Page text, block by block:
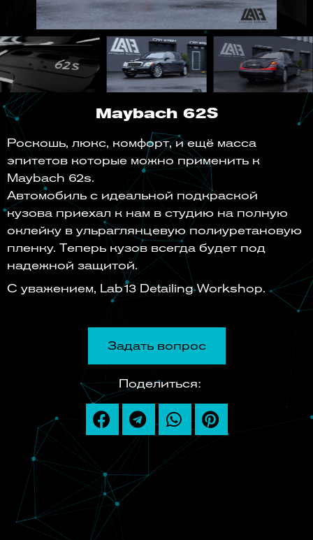
Maybach 62S
Роскошь, люкс, комфорт, и ещё масса
эпитетов которые можно применить к
Maybach 62s.
Автомобиль с идеальной подкраской
кузова приехал к нам в студию на полную
оклейку в ульраглянцевую полиуретановую
пленку. Теперь кузов всегда будет под
надежной защитой.
С уважением, Lab13 Detailing Workshop.
Задать вопрос
Поделиться: